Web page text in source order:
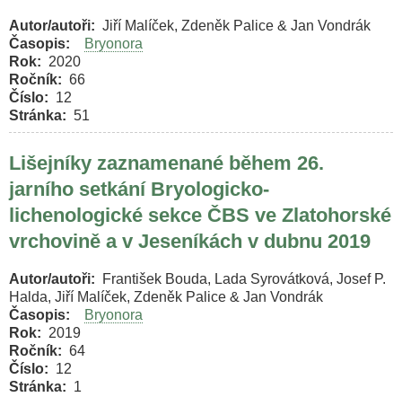
Autor/autoři
Jiří Malíček, Zdeněk Palice & Jan Vondrák
Časopis
Bryonora
Rok
2020
Ročník
66
Číslo
12
Stránka
51
Lišejníky zaznamenané během 26.
jarního setkání Bryologicko-
lichenologické sekce ČBS ve Zlatohorské
vrchovině a v Jeseníkách v dubnu 2019
Autor/autoři
František Bouda, Lada Syrovátková, Josef P.
Halda, Jiří Malíček, Zdeněk Palice & Jan Vondrák
Časopis
Bryonora
Rok
2019
Ročník
64
Číslo
12
Stránka
1